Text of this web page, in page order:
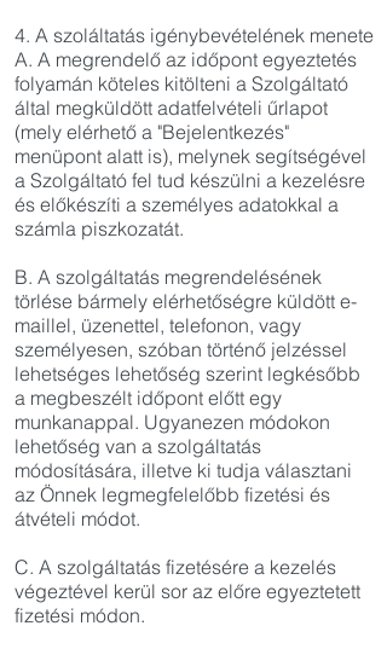
4. A szoláltatás igénybevételének menete
A. A megrendelő az időpont egyeztetés
folyamán köteles kitölteni a Szolgáltató
által megküldött adatfelvételi űrlapot
(mely elérhető a "Bejelentkezés"
menüpont alatt is), melynek segítségével
a Szolgáltató fel tud készülni a kezelésre
és előkészíti a személyes adatokkal a
számla piszkozatát.
B. A szolgáltatás megrendelésének
törlése bármely elérhetőségre küldött e-
maillel, üzenettel, telefonon, vagy
személyesen, szóban történő jelzéssel
lehetséges lehetőség szerint legkésőbb
a megbeszélt időpont előtt egy
munkanappal. Ugyanezen módokon
lehetőség van a szolgáltatás
módosítására, illetve ki tudja választani
az Önnek legmegfelelőbb fizetési és
átvételi módot.
C. A szolgáltatás fizetésére a kezelés
végeztével kerül sor az előre egyeztetett
fizetési módon.